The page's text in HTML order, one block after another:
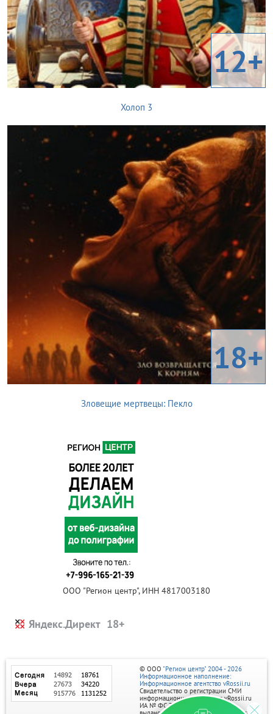
12+
Холоп 3
18+
Зловещие мертвецы: Пекло
ООО "Регион центр", ИНН 4817003180
Яндекс.Директ
© ООО "Регион центр" 2004 - 2026
Информационное наполнение:
Информационное агентство vRossii.ru
Свидетельство о регистрации СМИ
информационного агентства vRossii.ru
ИА № ФС 77‑35502